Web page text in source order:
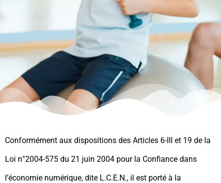
Conformément aux dispositions des Articles 6-III et 19 de la
Loi n°2004-575 du 21 juin 2004 pour la Confiance dans
l’économie numérique, dite L.C.E.N., il est porté à la